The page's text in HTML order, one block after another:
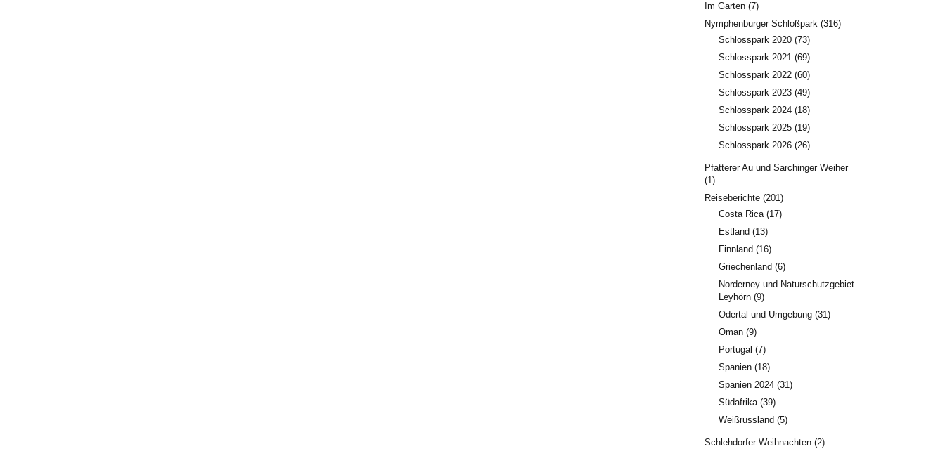
Im Garten (7)
Nymphenburger Schloßpark (316)
Schlosspark 2020 (73)
Schlosspark 2021 (69)
Schlosspark 2022 (60)
Schlosspark 2023 (49)
Schlosspark 2024 (18)
Schlosspark 2025 (19)
Schlosspark 2026 (26)
Pfatterer Au und Sarchinger Weiher
(1)
Reiseberichte (201)
Costa Rica(17)
Estland (13)
Finnland (16)
Griechenland (6)
Norderney und Naturschutzgebiet
Leyhörn (9)
Odertal und Umgebung (31)
Oman (9)
Portugal (7)
Spanien (18)
Spanien 2024 (31)
Südafrika(39)
Weißrussland (5)
Schlehdorfer Weihnachten (2)